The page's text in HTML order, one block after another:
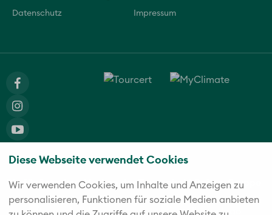
Diese Webseite verwendet Cookies
Wir verwenden Cookies, um Inhalte und Anzeigen zu
personalisieren, Funktionen für soziale Medien anbieten
Datenschutz Impressum
Die fünf starken Marken der Twerenbold Reisen Gruppe